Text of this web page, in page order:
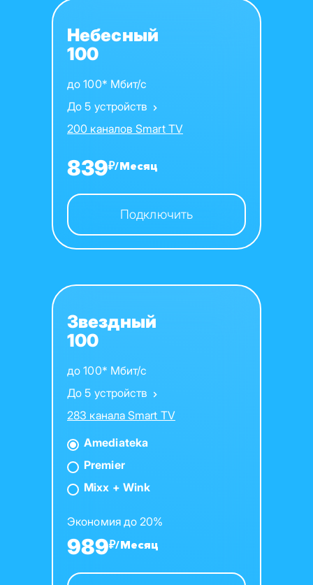
Небесный
100
до 100* Мбит/с
До 5 устройств
200 каналов Smart TV
839₽/Месяц
Подключить
Звездный
100
до 100* Мбит/с
До 5 устройств
283 канала Smart TV
Amediateka
Premier
Mixx + Wink
Экономия до 20%
989₽/Месяц